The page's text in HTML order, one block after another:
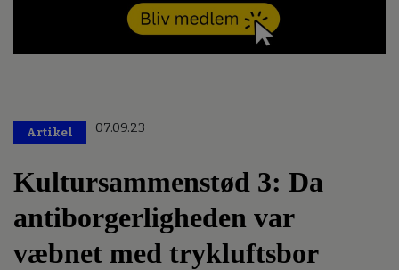
Artikel 07.09.23
Kultursammenstød 3: Da
antiborgerligheden var
væbnet med trykluftsbor